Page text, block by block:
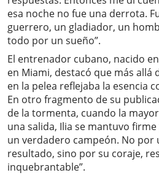
esa noche no fue una derrota.
guerrero, un gladiador, un
todo por un sueño”.
El entrenador cubano, nacido
en Miami, destacó que más allá
en la pelea reflejaba la esencia
En otro fragmento de su
de la tormenta, cuando la
una salida, Ilia se mantuvo
un verdadero campeón. No
resultado, sino por su coraje,
inquebrantable”.